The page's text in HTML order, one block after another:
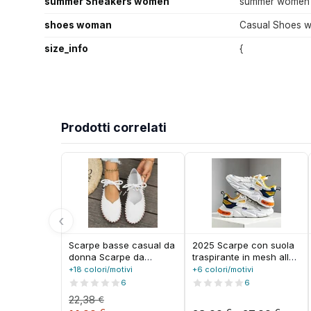
shoes woman Casual Shoes
size_info {
Prodotti correlati
‹
Scarpe basse casual da
donna Scarpe da
ginnastica moda estiva
Femme Scarpe sportive
Scarpe da corsa firmate
+18 colori/motivi
6
22,38€
2025 Scarpe con suola
traspirante in mesh alla
moda e comode Scarpe
casual da uomo di
+6 colori/motivi
6